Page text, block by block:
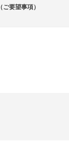
（ご要望事項）